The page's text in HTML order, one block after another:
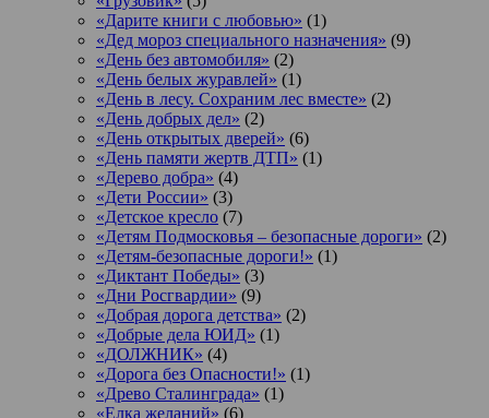
«Дарите книги с любовью» (1)
«Дед мороз специального назначения» (9)
«День без автомобиля» (2)
«День белых журавлей» (1)
«День в лесу. Сохраним лес вместе» (2)
«День добрых дел» (2)
«День открытых дверей» (6)
«День памяти жертв ДТП» (1)
«Дерево добра» (4)
«Дети России» (3)
«Детское кресло (7)
«Детям Подмосковья – безопасные дороги» (2)
«Детям-безопасные дороги!» (1)
«Диктант Победы» (3)
«Дни Росгвардии» (9)
«Добрая дорога детства» (2)
«Добрые дела ЮИД» (1)
«ДОЛЖНИК» (4)
«Дорога без Опасности!» (1)
«Древо Сталинграда» (1)
«Елка желаний» (6)